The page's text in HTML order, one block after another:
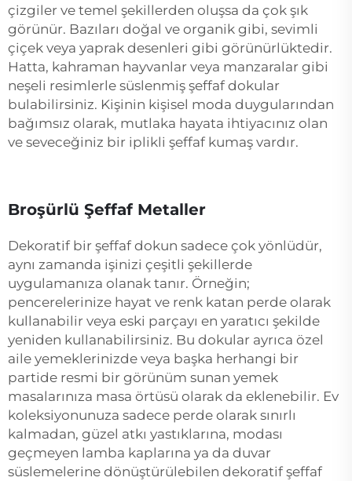
çizgiler ve temel şekillerden oluşsa da çok şık
görünür. Bazıları doğal ve organik gibi, sevimli
çiçek veya yaprak desenleri gibi görünürlüktedir.
Hatta, kahraman hayvanlar veya manzaralar gibi
neşeli resimlerle süslenmiş şeffaf dokular
bulabilirsiniz. Kişinin kişisel moda duygularından
bağımsız olarak, mutlaka hayata ihtiyacınız olan
ve seveceğiniz bir iplikli şeffaf kumaş vardır.
Broşürlü Şeffaf Metaller
Dekoratif bir şeffaf dokun sadece çok yönlüdür,
aynı zamanda işinizi çeşitli şekillerde
uygulamanıza olanak tanır. Örneğin;
pencerelerinize hayat ve renk katan perde olarak
kullanabilir veya eski parçayı en yaratıcı şekilde
yeniden kullanabilirsiniz. Bu dokular ayrıca özel
aile yemeklerinizde veya başka herhangi bir
partide resmi bir görünüm sunan yemek
masalarınıza masa örtüsü olarak da eklenebilir. Ev
koleksiyonunuza sadece perde olarak sınırlı
kalmadan, güzel atkı yastıklarına, modası
geçmeyen lamba kaplarına ya da duvar
süslemelerine dönüştürülebilen dekoratif şeffaf